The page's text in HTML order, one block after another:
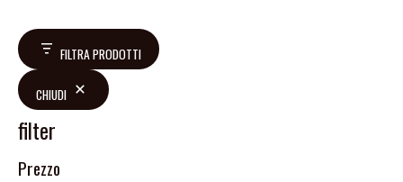
FILTRA PRODOTTI
CHIUDI
filter
Prezzo